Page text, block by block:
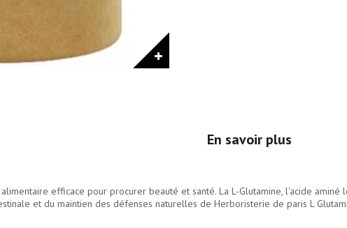
En savoir plus
efficace pour procurer beauté et santé. La L-Glutamine, l'acide
et du maintien des défenses naturelles de Herboristerie de paris L